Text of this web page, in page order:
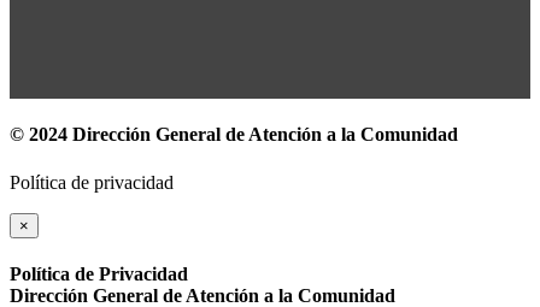
© 2024 Dirección General de Atención a la Comunidad
Política de privacidad
×
Política de Privacidad
Dirección General de Atención a la Comunidad